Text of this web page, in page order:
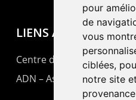
pour
de
vous
ciblées,
notre site
LIENS AMIS
Centre de culture ABC
ADN – Association Danse